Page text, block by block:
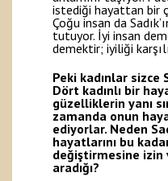
istediği hayattan bir
Çoğu insan da
tutuyor. İyi insan
demektir; iyiliği
Peki kadınlar sizce
Dört kadınlı bir
güzelliklerin yanı
zamanda onun
ediyorlar. Neden
hayatlarını bu
değiştirmesine izin
aradığı?